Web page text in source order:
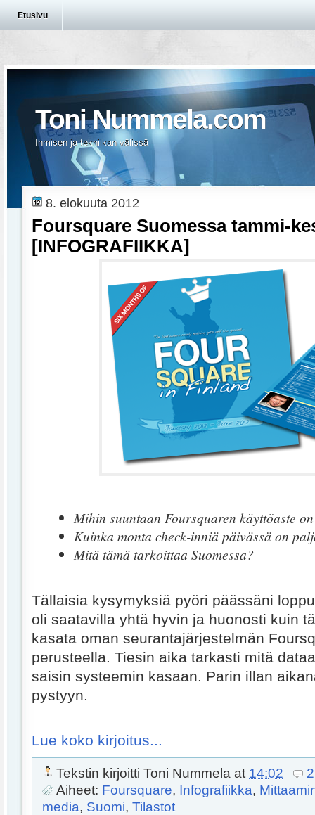
Etusivu
Toni Nummela.com
Ihmisen ja tekniikan välissä
8. elokuuta 2012
Foursquare Suomessa tammi-
[INFOGRAFIIKKA]
Mihin suuntaan Foursquaren käyttöaste
Kuinka monta check-inniä päivässä on
Mitä tämä tarkoittaa Suomessa?
Tällaisia kysymyksiä pyöri päässäni
oli saatavilla yhtä hyvin ja huonosti kuin
kasata oman seurantajärjestelmän
perusteella. Tiesin aika tarkasti mitä
saisin systeemin kasaan. Parin illan
pystyyn.
Lue koko kirjoitus...
Tekstin kirjoitti Toni Nummela at 14:02
Aiheet: Foursquare, Infografiikka,
media, Suomi, Tilastot